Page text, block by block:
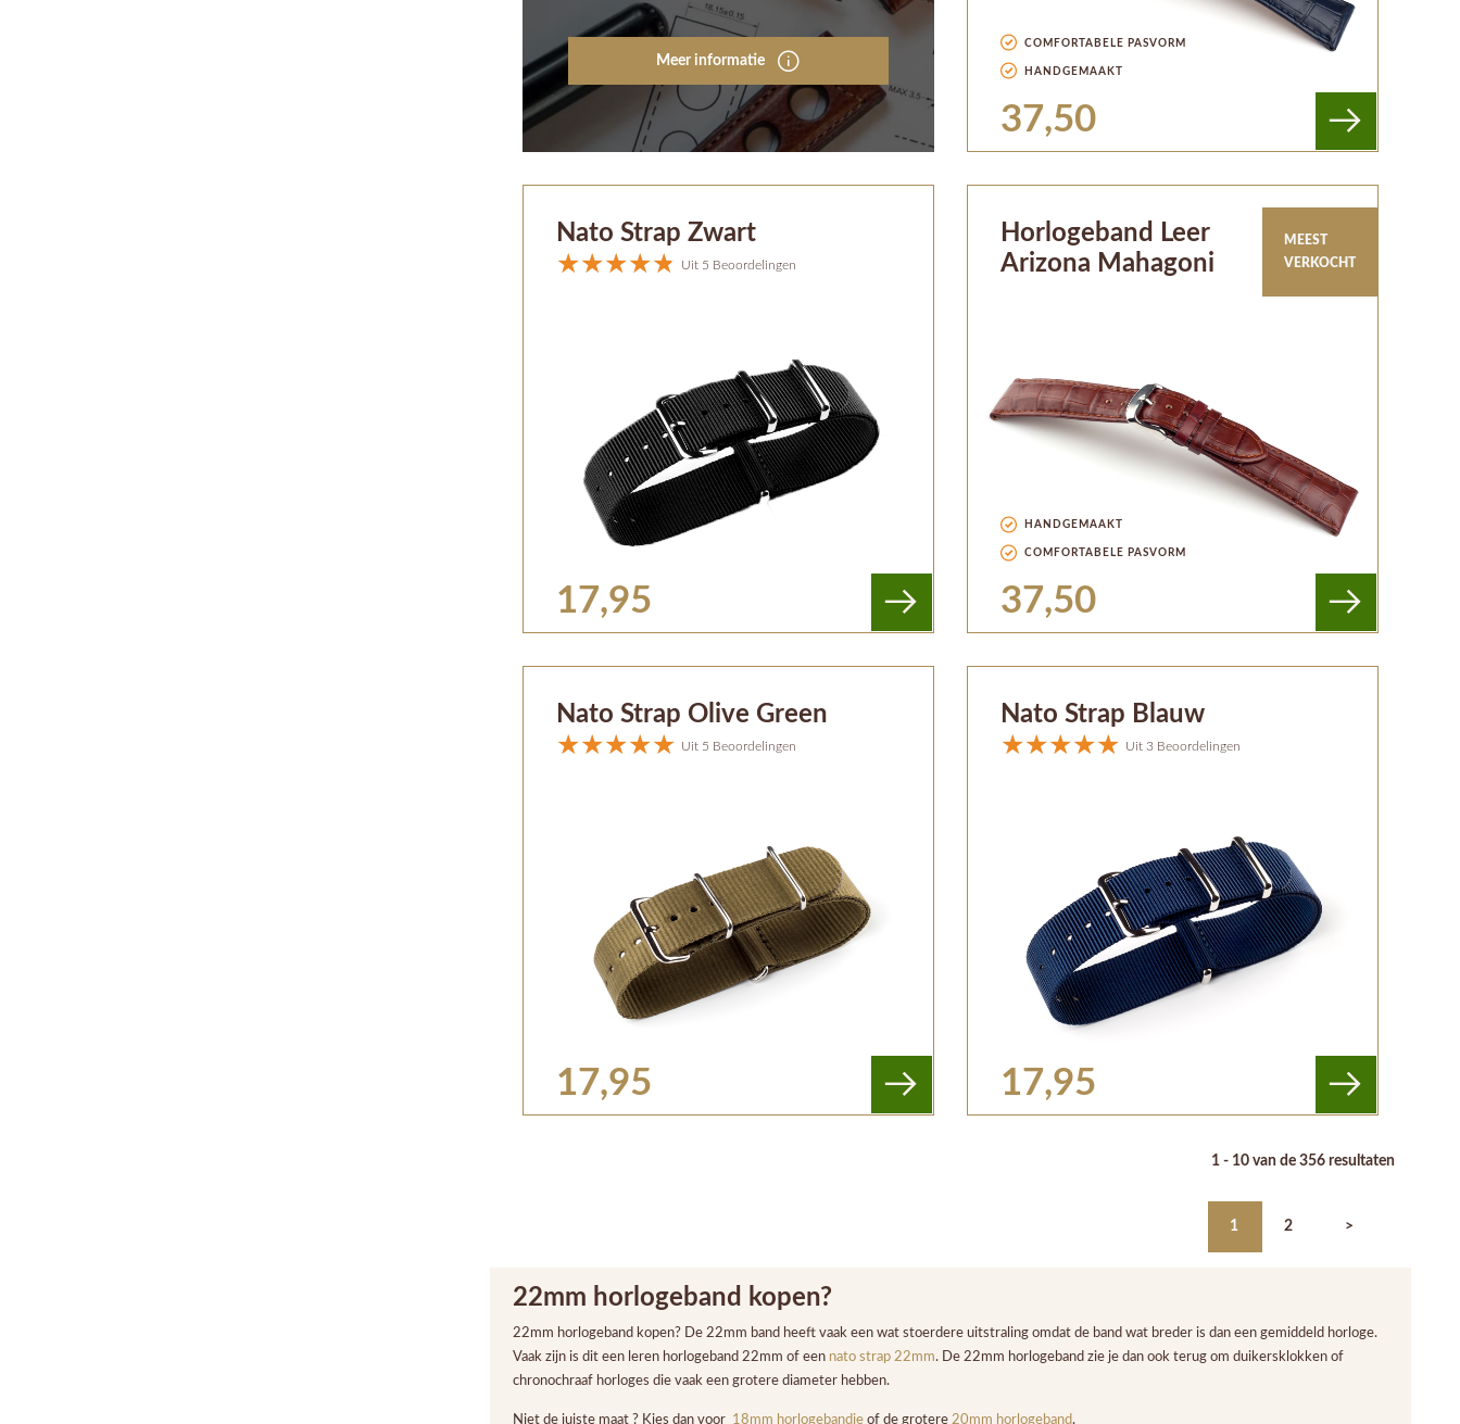
Meer informatie
COMFORTABELE PASVORM
HANDGEMAAKT
37,50
Nato Strap Zwart
Uit 5 Beoordelingen
17,95
Horlogeband Leer
Arizona Mahagoni
MEEST
VERKOCHT
HANDGEMAAKT
COMFORTABELE PASVORM
37,50
Nato Strap Olive Green
Uit 5 Beoordelingen
17,95
Nato Strap Blauw
Uit 3 Beoordelingen
17,95
1 - 10 van de 356 resultaten
1 2 >
22mm horlogeband kopen?
22mm horlogeband kopen? De 22mm band heeft vaak een wat stoerdere uitstraling omdat de band wat breder is dan een gemiddeld horloge.
Vaak zijn is dit een leren horlogeband 22mm of een nato strap 22mm. De 22mm horlogeband zie je dan ook terug om duikersklokken of
chronochraaf horloges die vaak een grotere diameter hebben.
Niet de juiste maat ? Kies dan voor 18mm horlogebandje of de grotere 20mm horlogeband.